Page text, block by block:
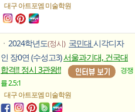
대구 아트포엠미술학원
ㆍ 2024학년도(정시) 국민대 시각디자
인 장0연 (수성고3)서울과기대, 건국대
합격!! 정시 3관왕!!
경쟁
률 2.5:1
대구 아트포엠미술학원